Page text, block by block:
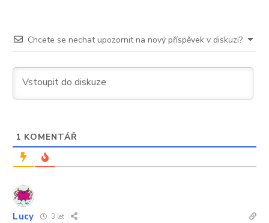
Chcete se nechat upozornit na nový příspěvek v diskuzi?
1 KOMENTÁŘ
Lucy 3 let